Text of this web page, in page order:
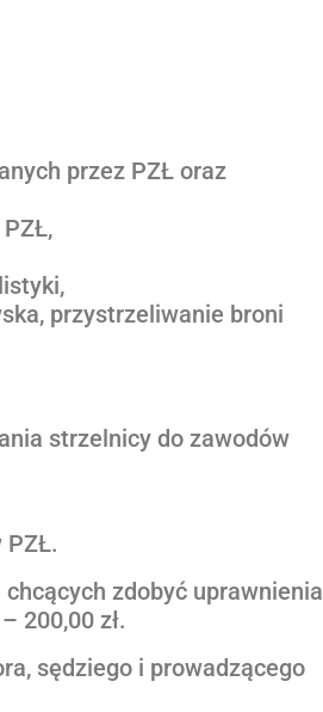
przez PZŁ oraz
przystrzeliwanie broni
strzelnicy do zawodów
PZŁ.
zdobyć uprawnienia
200,00 zł.
sędziego i prowadzącego